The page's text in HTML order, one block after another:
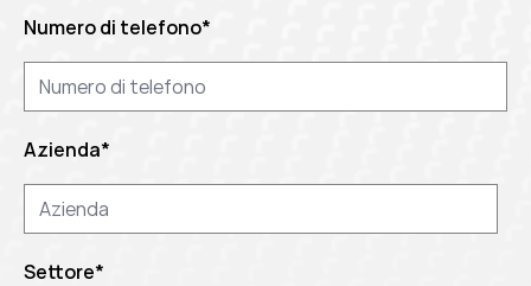
Numero di telefono*
Azienda*
Settore*